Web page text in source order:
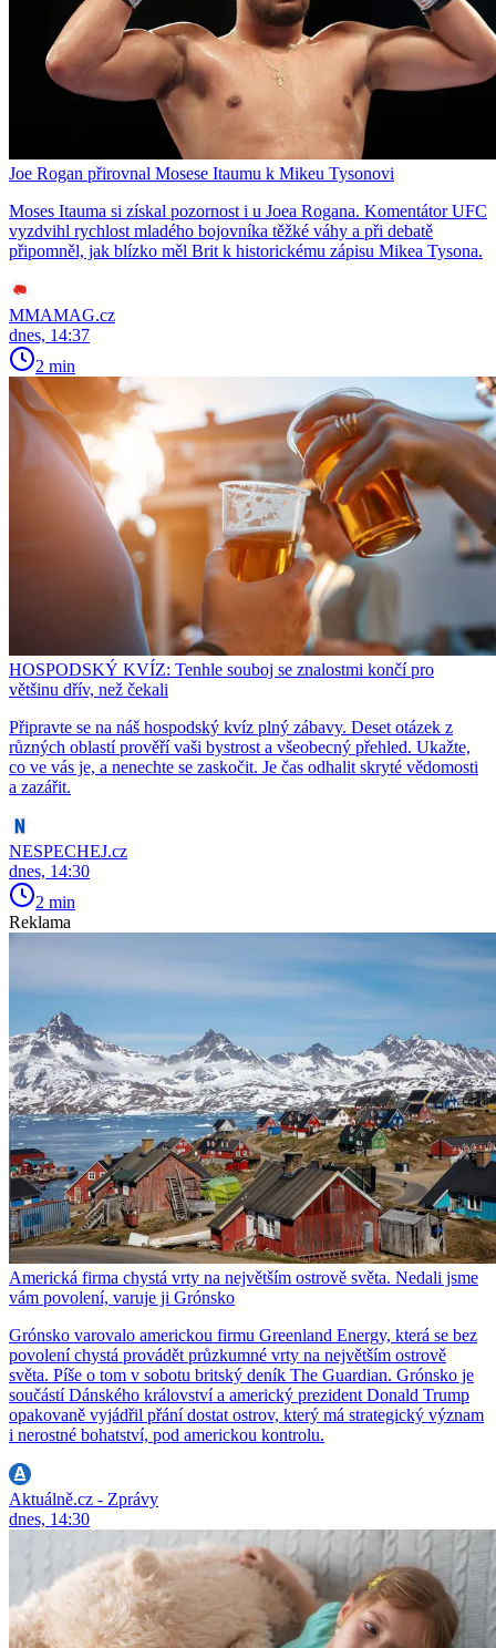
Joe Rogan přirovnal Mosese Itaumu k Mikeu Tysonovi
Moses Itauma si získal pozornost i u Joea Rogana. Komentátor UFC
vyzdvihl rychlost mladého bojovníka těžké váhy a při debatě
připomněl, jak blízko měl Brit k historickému zápisu Mikea Tysona.
MMAMAG.cz
dnes, 14:37
2 min
HOSPODSKÝ KVÍZ: Tenhle souboj se znalostmi končí pro
většinu dřív, než čekali
Připravte se na náš hospodský kvíz plný zábavy. Deset otázek z
různých oblastí prověří vaši bystrost a všeobecný přehled. Ukažte,
co ve vás je, a nenechte se zaskočit. Je čas odhalit skryté vědomosti
a zazářit.
NESPECHEJ.cz
dnes, 14:30
2 min
Reklama
Americká firma chystá vrty na největším ostrově světa. Nedali jsme
vám povolení, varuje ji Grónsko
Grónsko varovalo americkou firmu Greenland Energy, která se bez
povolení chystá provádět průzkumné vrty na největším ostrově
světa. Píše o tom v sobotu britský deník The Guardian. Grónsko je
součástí Dánského království a americký prezident Donald Trump
opakovaně vyjádřil přání dostat ostrov, který má strategický význam
i nerostné bohatství, pod americkou kontrolu.
Aktuálně.cz - Zprávy
dnes, 14:30